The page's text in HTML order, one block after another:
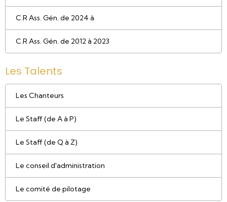
C.R Ass. Gén. de 2024 à
C.R Ass. Gén. de 2012 à 2023
Les Talents
Les Chanteurs
Le Staff (de A à P)
Le Staff (de Q à Z)
Le conseil d'administration
Le comité de pilotage